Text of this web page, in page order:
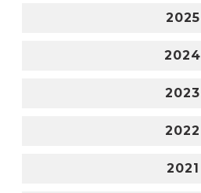
2025
2024
2023
2022
2021